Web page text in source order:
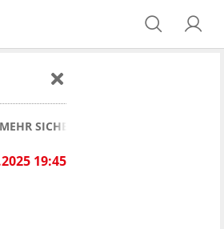
SICHERHEIT FÜR
19:45